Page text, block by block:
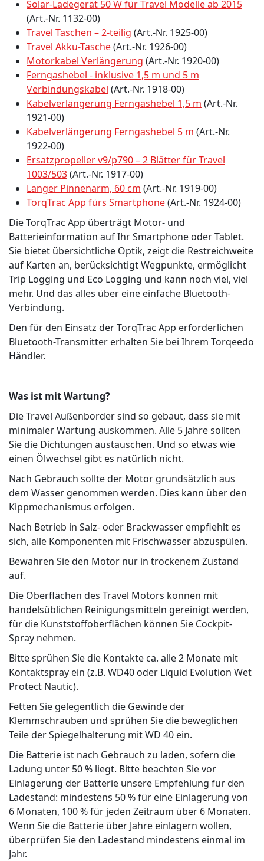
Solar-Ladegerät 50 W für Travel Modelle ab 2015
(Art.-Nr. 1132-00)
Travel Taschen – 2-teilig (Art.-Nr. 1925-00)
Travel Akku-Tasche(Art.-Nr. 1926-00)
Motorkabel Verlängerung (Art.-Nr. 1920-00)
Ferngashebel - inklusive 1,5 m und 5 m
Verbindungskabel (Art.-Nr. 1918-00)
Kabelverlängerung Ferngashebel 1,5 m (Art.-Nr.
1921-00)
Kabelverlängerung Ferngashebel 5 m (Art.-Nr.
1922-00)
Ersatzpropeller v9/p790 – 2 Blätter für Travel
1003/503(Art.-Nr. 1917-00)
Langer Pinnenarm, 60 cm (Art.-Nr. 1919-00)
TorqTrac App fürs Smartphone(Art.-Nr. 1924-00)
Die TorqTrac App überträgt Motor- und
Batterieinformation auf Ihr Smartphone oder Tablet.
Sie bietet übersichtliche Optik, zeigt die Restreichweite
auf Karten an, berücksichtigt Wegpunkte, ermöglicht
Trip Logging und Eco Logging und kann noch viel, viel
mehr. Und das alles über eine einfache Bluetooth-
Verbindung.
Den für den Einsatz der TorqTrac App erforderlichen
Bluetooth-Transmitter erhalten Sie bei Ihrem Torqeedo
Händler.
Was ist mit Wartung?
Die Travel Außenborder sind so gebaut, dass sie mit
minimaler Wartung auskommen. Alle 5 Jahre sollten
Sie die Dichtungen austauschen. Und so etwas wie
einen Ölwechsel gibt es natürlich nicht.
Nach Gebrauch sollte der Motor grundsätzlich aus
dem Wasser genommen werden. Dies kann über den
Kippmechanismus erfolgen.
Nach Betrieb in Salz- oder Brackwasser empfiehlt es
sich, alle Komponenten mit Frischwasser abzuspülen.
Bewahren Sie den Motor nur in trockenem Zustand
auf.
Die Oberflächen des Travel Motors können mit
handelsüblichen Reinigungsmitteln gereinigt werden,
für die Kunststoffoberflächen können Sie Cockpit-
Spray nehmen.
Bitte sprühen Sie die Kontakte ca. alle 2 Monate mit
Kontaktspray ein (z.B. WD40 oder Liquid Evolution Wet
Protect Nautic).
Fetten Sie gelegentlich die Gewinde der
Klemmschrauben und sprühen Sie die beweglichen
Teile der Spiegelhalterung mit WD 40 ein.
Die Batterie ist nach Gebrauch zu laden, sofern die
Ladung unter 50 % liegt. Bitte beachten Sie vor
Einlagerung der Batterie unsere Empfehlung für den
Ladestand: mindestens 50 % für eine Einlagerung von
6 Monaten, 100 % für jeden Zeitraum über 6 Monaten.
Wenn Sie die Batterie über Jahre einlagern wollen,
überprüfen Sie den Ladestand mindestens einmal im
Jahr.